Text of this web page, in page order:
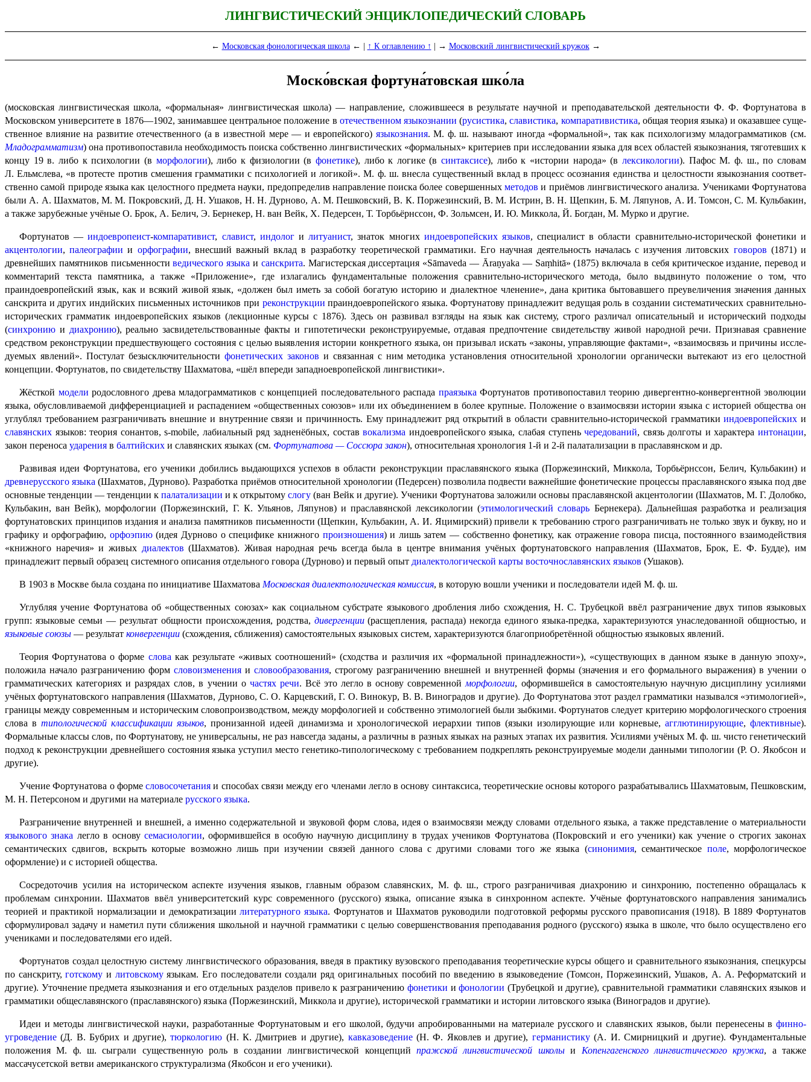
ЛИНГВИСТИЧЕСКИЙ ЭНЦИКЛОПЕДИЧЕСКИЙ СЛОВАРЬ
← Московская фонологическая школа← | ↑ К оглавлению ↑ | → Московский лингвистический кружок→
Моско́вская фортуна́товская шко́ла
(московская лингвистическая школа, «формальная» лингвистическая школа) — направление, сложив­ше­е­ся в результате научной и преподавательской деятельности Ф. Ф. Фортунатова в
Московском университете в 1876—1902, занимавшее центральное положение в отечественном языкознании (русистика,славистика, компаративистика, общая теория языка) и оказавшее суще­
ствен­ное влияние на развитие отечественного (а в известной мере — и европейского) языко­зна­ния. М. ф. ш. называют иногда «формальной», так как психологизму младо­грам­ма­ти­ков (см.
Младограм­ма­тизм) она противо­по­ста­ви­ла необходимость поиска собственно лингви­сти­че­ских «формальных» критериев при иссле­до­ва­нии языка для всех областей языкознания, тяготевших к
концу 19 в. либо к психологии (в морфо­ло­гии), либо к физиологии (в фонетике), либо к логике (всинтаксисе), либо к «истории народа» (влексико­ло­гии). Пафос М. ф. ш., по словам
Л. Ельмслева, «в протесте против смешения грамматики с психологией и логикой». М. ф. ш. внесла суще­ствен­ный вклад в процесс осознания единства и целостности языко­зна­ния соответ­
ствен­но самой природе языка как целостного предмета науки, предопределив направ­ле­ние поиска более совершенныхметодов и приёмов лингвистического анализа. Учениками Фортунатова
были А. А. Шахматов, М. М. Покровский, Д. Н. Ушаков, Н. Н. Дурново, А. М. Пешковский, В. К. Поржезинский, В. М. Истрин, В. Н. Щепкин, Б. М. Ляпунов, А. И. Томсон, С. М. Кульбакин,
а также зарубежные учёные О. Брок, А. Белич, Э. Бернекер, Н. ван Вейк, Х. Педерсен, Т. Торбьёрнссон, Ф. Зольмсен, И. Ю. Миккола, Й. Богдан, М. Мурко и другие.
Фортунатов —индоевропеист-компаративист, славист, индологилитуанист, знаток многих индо­евро­пей­ских языков, специалист в области сравнительно-исторической фонетики и
акценто­ло­гии,палео­гра­фии и орфографии, внесший важный вклад в разработку теоре­ти­че­ской грамматики. Его научная деятельность началась с изучения литовских говоров (1871) и
древней­ших памятников письменностиведического языка и санскрита. Магистерская диссертация «Sāmaveda — Āraṇyaka — Saṃhitā» (1875) включала в себя критическое издание, перевод и
комментарий текста памятника, а также «Приложе­ние», где излагались фундамен­таль­ные положения сравнительно-исторического метода, было выдвинуто положение о том, что
праиндоевропейский язык, как и всякий живой язык, «должен был иметь за собой богатую историю и диалектное членение», дана критика бытовавшего преувеличения значения данных
санскрита и других индийских письменных источников при реконструкции праиндо­евро­пей­ско­го языка. Фортунатову принадлежит ведущая роль в создании систематических сравни­тель­но-
исторических грамматик индоевропейских языков (лекционные курсы с 1876). Здесь он развивал взгляды на язык как систему, строго различал описательный и истори­че­ский подходы
(синхронию и диахронию), реально засвидетельствованные факты и гипотетически реконструируемые, отдавая предпочтение свидетельству живой народной речи. Признавая сравнение
средством реконструкции предшествующего состояния с целью выявления истории конкретного языка, он призывал искать «законы, управляющие фактами», «взаимосвязь и причины иссле­
ду­е­мых явлений». Постулат безысклю­чи­тель­но­сти фонети­че­ских законов и связанная с ним методика установ­ле­ния относительной хронологии органи­че­ски вытекают из его целостной
концепции. Фортунатов, по свидетельству Шахматова, «шёл впереди западноевропейской лингви­сти­ки».
Жёсткой модели родословного древа младограмматиков с концепцией последовательного распада праязыка Фортунатов противопоставил теорию дивергентно-конвергентной эволюции
языка, обуслов­ли­ва­е­мой дифференциацией и распадением «общественных союзов» или их объединением в более крупные. Положение о взаимосвязи истории языка с историей общества он
углублял требованием разграничивать внешние и внутренние связи и причинность. Ему принадлежит ряд открытий в области сравнительно-исторической грамматикииндо­евро­пей­ских и
славянских языков: теория сонантов,s-mobile, лабиальный ряд задненёбных, составвокализма индоевропейского языка, слабая ступеньчередований, связь долготы и характераинтонации,
закон переноса ударения в балтийских и славян­ских языках (см. Фортунатова — Соссюра закон), относительная хронология 1‑й и 2‑й палатализации в праславянском и др.
Развивая идеи Фортунатова, его ученики добились выдающихся успехов в области рекон­струк­ции праславянского языка (Поржезинский, Миккола, Торбьёрнссон, Белич, Кульбакин) и
древнерусского языка (Шахматов, Дурново). Разработка приёмов относительной хронологии (Педерсен) позволила подвести важнейшие фонетические процессы праславян­ско­го языка под две
основные тенденции — тенденции к палатализации и к открытому слогу (ван Вейк и другие). Ученики Фортунатова заложили основы праславянской акцентологии (Шахматов, М. Г. Долобко,
Кульбакин, ван Вейк), морфологии (Поржезинский, Г. К. Ульянов, Ляпунов) и праславянской лексикологии (этимо­ло­ги­че­ский словарь Бернекера). Дальнейшая разработка и реализация
фортунатовских принципов издания и анализа памятников письменности (Щепкин, Кульбакин, А. И. Яцимирский) привели к требованию строго разграничивать не только звук и букву, но и
графику и орфографию, орфоэпию(идея Дурново о специфике книжного произношения) и лишь затем — собственно фонетику, как отражение говора писца, постоянного взаимодействия
«книжного наречия» и живых диалектов (Шахматов). Живая народная речь всегда была в центре внимания учёных фортунатовского направления (Шахматов, Брок, Е. Ф. Будде), им
принадлежит первый образец системного описания отдельного говора (Дурново) и первый опыт диалекто­ло­ги­че­ской карты восточнославянских языков (Ушаков).
В 1903 в Москве была создана по инициативе Шахматова Московская диалекто­ло­ги­че­ская комис­сия, в кото­рую вошли ученики и последователи идей М. ф. ш.
Углубляя учение Фортунатова об «общественных союзах» как социальном субстрате языкового дробле­ния либо схождения, Н. С. Трубецкой ввёл разграничение двух типов языковых
групп: языковые семьи — результат общности происхождения, родства, дивергенции(расщепления, распада) некогда единого языка-предка, характеризуются унаследованной общностью, и
языковые союзы — результат конвергенции (схождения, сближения) самостоятельных языковых систем, характе­ри­зу­ют­ся благо­при­обре­тён­ной общностью языковых явлений.
Теория Фортунатова о форме слова как результате «живых соотношений» (сходства и различия их «формальной принадлежности»), «существующих в данном языке в данную эпоху»,
положила начало разграничению формсловоизменения исловообразования, строгому разграничению внешней и внутренней формы (значения и его формального выражения) в учении о
грамматических категориях и разрядах слов, в учении о частях речи. Всё это легло в основу современной морфологии, оформив­шей­ся в самостоятельную научную дисциплину усилиями
учёных фортунатовского направления (Шахматов, Дурново, С. О. Карцевский, Г. О. Винокур, В. В. Виноградов и другие). До Фортунатова этот раздел грамматики назывался «этимологией»,
границы между современным и историческим слово­про­из­вод­ством, между морфологией и собственно этимологией были зыбкими. Фортунатов следует критерию морфологического строения
слова в типологической классификации языков, пронизанной идеей динамизма и хронологической иерархии типов (языки изолирующие или корневые,агглюти­ни­ру­ю­щие,флективные).
Формальные классы слов, по Фортунатову, не универсальны, не раз навсегда заданы, а различны в разных языках на разных этапах их развития. Усилиями учёных М. ф. ш. чисто генети­че­ский
подход к реконструкции древнейшего состояния языка уступил место генетико-типологическому с требованием подкреплять реконструируемые модели данными типологии (Р. О. Якобсон и
другие).
Учение Фортунатова о форме словосочетания и способах связи между его членами легло в основу синтаксиса, теоретические основы которого разрабатывались Шахматовым, Пешковским,
М. Н. Петерсоном и другими на материале русского языка.
Разграничение внутренней и внешней, а именно содержательной и звуковой форм слова, идея о взаимосвязи между словами отдельного языка, а также представление о материальности
языкового знака легло в основу семасиологии, оформившейся в особую научную дисциплину в трудах учеников Фортунатова (Покровский и его ученики) как учение о строгих законах
семантических сдвигов, вскрыть которые возможно лишь при изучении связей данного слова с другими словами того же языка (синонимия, семантическое поле, морфологическое
оформление) и с историей общества.
Сосредоточив усилия на историческом аспекте изучения языков, главным образом славянских, М. ф. ш., строго разграничивая диахронию и синхронию, постепенно обращалась к
проблемам синхро­нии. Шахматов ввёл университетский курс современного (русского) языка, описание языка в синхрон­ном аспекте. Учёные фортунатовского направления занимались
теорией и практикой нормали­за­ции и демократизациилитературного языка. Фортунатов и Шахматов руководили подготовкой реформы русско­го правописания (1918). В 1889 Фортунатов
сформулировал задачу и наметил пути сближения школьной и научной грамматики с целью совершенствования преподавания родного (русского) языка в школе, что было осуществлено его
учениками и последователями его идей.
Фортунатов создал целостную систему лингвистического образования, введя в практику вузовского преподавания теоретические курсы общего и сравнительного языкознания, спецкурсы
по санскриту,готскому и литовскомуязыкам. Его последователи создали ряд оригинальных пособий по введению в языковедение (Томсон, Поржезинский, Ушаков, А. А. Реформатский и
другие). Уточнение предмета языкознания и его отдельных разделов привело к разграничению фонетики ифонологии (Трубецкой и другие), сравнительной грамматики славянских языков и
грамматики общеславянского (праславян­ско­го) языка (Поржезинский, Миккола и другие), исторической грамматики и истории литовского языка (Виноградов и другие).
Идеи и методы лингвистической науки, разработанные Фортунатовым и его школой, будучи апроби­ро­ван­ны­ми на материале русского и славянских языков, были перенесены в финно-
угроведение (Д. В. Бубрих и другие),тюркологию (Н. К. Дмитриев и другие), кавказоведение(Н. Ф. Яковлев и другие), германистику(А. И. Смирницкий и другие). Фундаментальные
положе­ния М. ф. ш. сыграли существенную роль в создании лингвистической концепцийпражской лингвистической школыи Копенгагенского лингвистического кружка, а также
массачусетской ветви американского структу­ра­лиз­ма (Якобсон и его ученики).